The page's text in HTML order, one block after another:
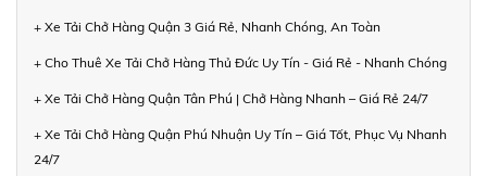
+ Xe Tải Chở Hàng Quận 3 Giá Rẻ, Nhanh Chóng, An Toàn
+ Cho Thuê Xe Tải Chở Hàng Thủ Đức Uy Tín - Giá Rẻ - Nhanh Chóng
+ Xe Tải Chở Hàng Quận Tân Phú | Chở Hàng Nhanh – Giá Rẻ 24/7
+ Xe Tải Chở Hàng Quận Phú Nhuận Uy Tín – Giá Tốt, Phục Vụ Nhanh
24/7